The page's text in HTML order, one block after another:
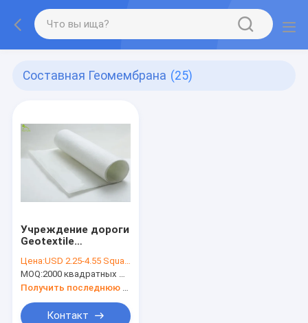
Составная Геомембрана (25)
Учреждение дороги
Geotextile
размывания
Geomembrane
дренажных
траншей составное
Цена:USD 2.25-4.55 Square Meter
MOQ:2000 квадратных метров
Контакт